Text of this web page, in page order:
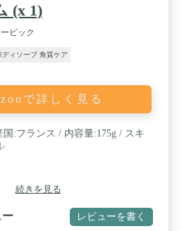
(x 1)
ビック
ディソープ 角質ケア
で詳しく見る
国:フランス / 内容量:175g / スキ
続きを見る
ー レビューを書く